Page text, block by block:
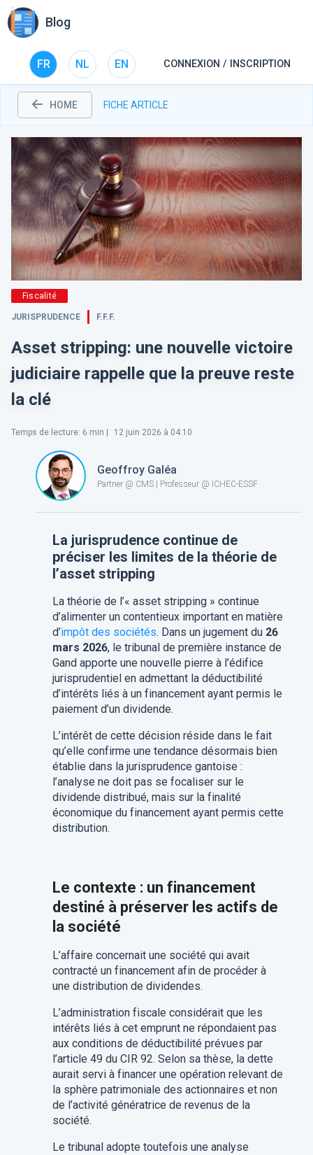
Blog
FR NL EN CONNEXION / INSCRIPTION
HOME FICHE ARTICLE
Fiscalité
JURISPRUDENCE F.F.F.
Asset stripping: une nouvelle victoire
judiciaire rappelle que la preuve reste
la clé
Temps de lecture: 6 min | 12 juin 2026 à 04:10
Geoffroy Galéa
Partner @ CMS | Professeur @ ICHEC-ESSF
La jurisprudence continue de
préciser les limites de la théorie de
l’asset stripping
La théorie de l’« asset stripping » continue
d’alimenter un contentieux important en matière
d’impôt des sociétés. Dans un jugement du 26
mars 2026, le tribunal de première instance de
Gand apporte une nouvelle pierre à l’édifice
jurisprudentiel en admettant la déductibilité
d’intérêts liés à un financement ayant permis le
paiement d’un dividende.
L’intérêt de cette décision réside dans le fait
qu’elle confirme une tendance désormais bien
établie dans la jurisprudence gantoise :
l’analyse ne doit pas se focaliser sur le
dividende distribué, mais sur la finalité
économique du financement ayant permis cette
distribution.
Le contexte : un financement
destiné à préserver les actifs de
la société
L’affaire concernait une société qui avait
contracté un financement afin de procéder à
une distribution de dividendes.
L’administration fiscale considérait que les
intérêts liés à cet emprunt ne répondaient pas
aux conditions de déductibilité prévues par
l’article 49 du CIR 92. Selon sa thèse, la dette
aurait servi à financer une opération relevant de
la sphère patrimoniale des actionnaires et non
de l’activité génératrice de revenus de la
société.
Le tribunal adopte toutefois une analyse